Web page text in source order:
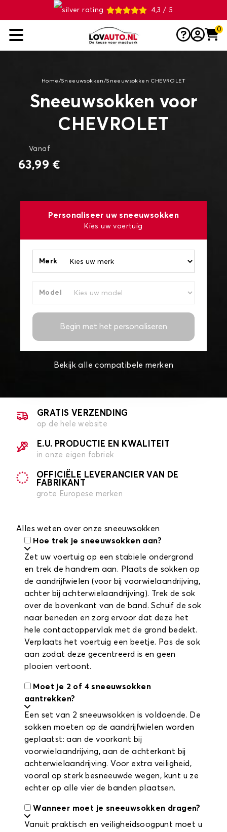
4,3 / 5
0
Home /Sneeuwsokken /Sneeuwsokken CHEVROLET
Sneeuwsokken voor
CHEVROLET
Vanaf
63,99 €
Personaliseer uw sneeuwsokken
Kies uw voertuig
Merk
Model
Begin met het personaliseren
Bekijk alle compatibele merken
GRATIS VERZENDING
op de hele website
E.U. PRODUCTIE EN KWALITEIT
in onze eigen fabriek
OFFICIËLE LEVERANCIER VAN DE
FABRIKANT
grote Europese merken
Alles weten over onze sneeuwsokken
Hoe trek je sneeuwsokken aan?
Zet uw voertuig op een stabiele ondergrond
en trek de handrem aan. Plaats de sokken op
de aandrijfwielen (voor bij voorwielaandrijving,
achter bij achterwielaandrijving). Trek de sok
over de bovenkant van de band. Schuif de sok
naar beneden en zorg ervoor dat deze het
hele contactoppervlak met de grond bedekt.
Verplaats het voertuig een beetje. Pas de sok
aan zodat deze gecentreerd is en geen
plooien vertoont.
Moet je 2 of 4 sneeuwsokken
aantrekken?
Een set van 2 sneeuwsokken is voldoende. De
sokken moeten op de aandrijfwielen worden
geplaatst: aan de voorkant bij
voorwielaandrijving, aan de achterkant bij
achterwielaandrijving. Voor extra veiligheid,
vooral op sterk besneeuwde wegen, kunt u ze
echter op alle vier de banden plaatsen.
Wanneer moet je sneeuwsokken dragen?
Vanuit praktisch en veiligheidsoogpunt moet u